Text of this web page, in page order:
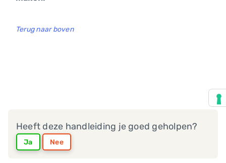
Terug naar boven
Heeft deze handleiding je goed geholpen?
Ja Nee